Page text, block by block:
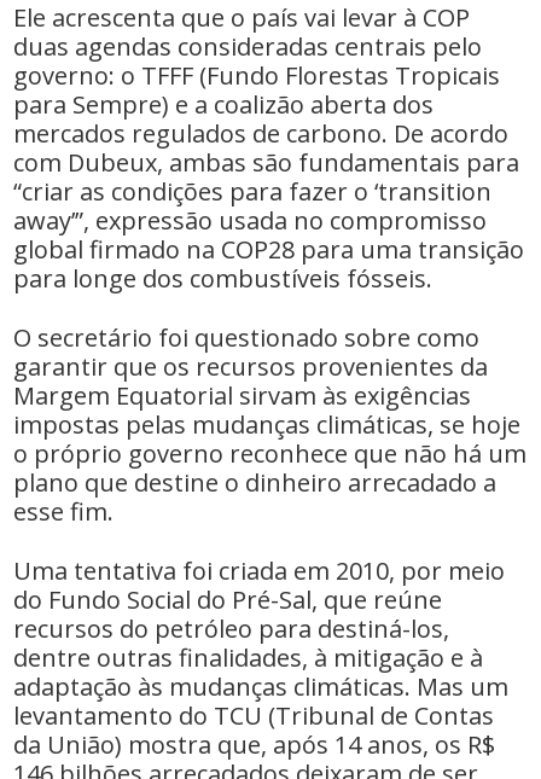
Ele acrescenta que o país vai levar à COP
duas agendas consideradas centrais pelo
governo: o TFFF (Fundo Florestas Tropicais
para Sempre) e a coalizão aberta dos
mercados regulados de carbono. De acordo
com Dubeux, ambas são fundamentais para
“criar as condições para fazer o ‘transition
away’”, expressão usada no compromisso
global firmado na COP28 para uma transição
para longe dos combustíveis fósseis.
O secretário foi questionado sobre como
garantir que os recursos provenientes da
Margem Equatorial sirvam às exigências
impostas pelas mudanças climáticas, se hoje
o próprio governo reconhece que não há um
plano que destine o dinheiro arrecadado a
esse fim.
Uma tentativa foi criada em 2010, por meio
do Fundo Social do Pré-Sal, que reúne
recursos do petróleo para destiná-los,
dentre outras finalidades, à mitigação e à
adaptação às mudanças climáticas. Mas um
levantamento do TCU (Tribunal de Contas
da União) mostra que, após 14 anos, os R$